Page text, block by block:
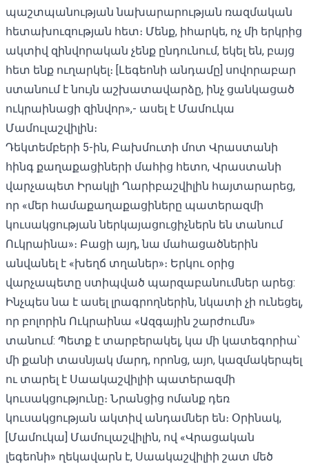
պաշտպանության նախարարության ռազմական
հետախուզության հետ։ Մենք, իհարկե, ոչ մի երկրից
ակտիվ զինվորական չենք ընդունում, եկել են, բայց
հետ ենք ուղարկել։ [Լեգեոնի անդամը] սովորաբար
ստանում է նույն աշխատավարձը, ինչ ցանկացած
ուկրաինացի զինվոր»,- ասել է Մամուկա
Մամուլաշվիլին։
Դեկտեմբերի 5-ին, Բախմուտի մոտ Վրաստանի
հինգ քաղաքացիների մահից հետո, Վրաստանի
վարչապետ Իրակլի Ղարիբաշվիլին հայտարարեց,
որ «մեր համաքաղաքացիները պատերազմի
կուսակցության ներկայացուցիչներն են տանում
Ուկրաինա»։ Բացի այդ, նա մահացածներին
անվանել է «խեղճ տղաներ»։ Երկու օրից
վարչապետը ստիպված պարզաբանումներ արեց:
Ինչպես նա է ասել լրագրողներին, նկատի չի ունեցել,
որ բոլորին Ուկրաինա «Ազգային շարժումն»
տանում: Պետք է տարբերակել, կա մի կատեգորիա՝
մի քանի տասնյակ մարդ, որոնց, այո, կազմակերպել
ու տարել է Սաակաշվիլիի պատերազմի
կուսակցությունը։ Նրանցից ոմանք դեռ
կուսակցության ակտիվ անդամներ են։ Օրինակ,
[Մամուկա] Մամուլաշվիլին, ով «Վրացական
լեգեոնի» ղեկավարն է, Սաակաշվիլիի շատ մեծ